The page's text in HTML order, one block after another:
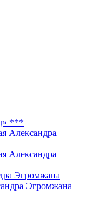
***
Александра
Александра
Эгромжана
Эгромжана